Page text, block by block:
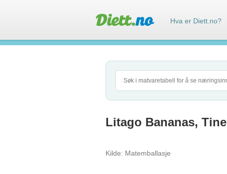
Litago Bananas, Tine
Kilde: Matemballasje
Hva er Diett.no?